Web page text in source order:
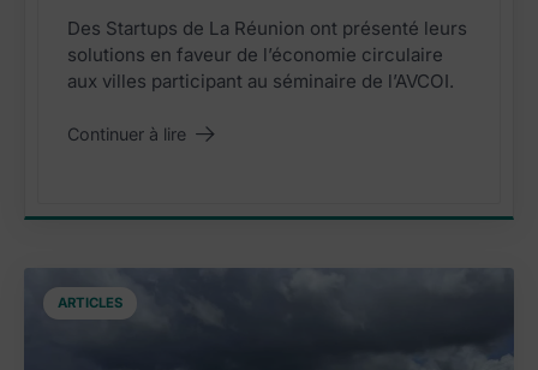
Des Startups de La Réunion ont présenté leurs
solutions en faveur de l’économie circulaire
aux villes participant au séminaire de l’AVCOI.
Continuer à lire
"Place aux solutions concrètes"
ARTICLES